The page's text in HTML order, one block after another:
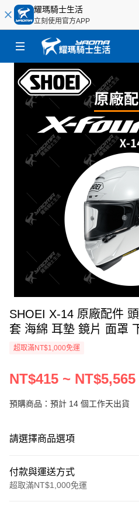
耀瑪騎士生活
立刻使用官方APP
SHOEI X-14 原廠配件
套 海綿 耳墊 鏡片 面罩
超取滿NT$1,000免運
NT$415 ~ NT$5,565
預購商品：預計 14 個工作天出貨
請選擇商品選項
付款與運送方式
超取滿NT$1,000免運